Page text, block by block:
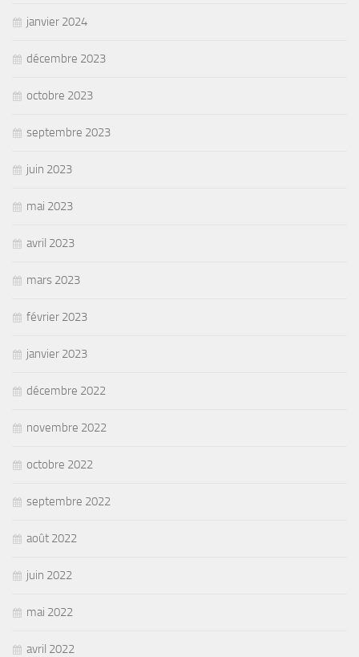
janvier 2024
décembre 2023
octobre 2023
septembre 2023
juin 2023
mai 2023
avril 2023
mars 2023
février 2023
janvier 2023
décembre 2022
novembre 2022
octobre 2022
septembre 2022
août 2022
juin 2022
mai 2022
avril 2022